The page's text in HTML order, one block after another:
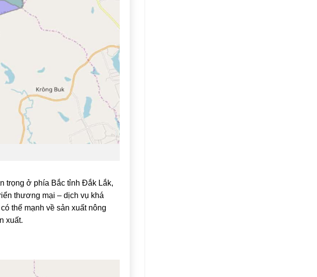
trọng ở phía Bắc tỉnh Đắk Lắk,
thương mại – dịch vụ khá
thế mạnh về sản xuất nông
xuất.